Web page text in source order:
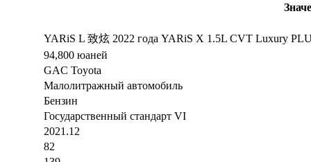
YARiS L 致炫 2022 года YARiS X 1.5L CVT Luxury
94,800 юаней
GAC Toyota
Малолитражный автомобиль
Бензин
Государственный стандарт VI
2021.12
82